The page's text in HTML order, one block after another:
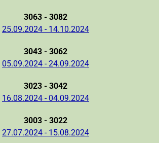
3063 - 3082
25.09.2024 - 14.10.2024
3043 - 3062
05.09.2024 - 24.09.2024
3023 - 3042
16.08.2024 - 04.09.2024
3003 - 3022
27.07.2024 - 15.08.2024